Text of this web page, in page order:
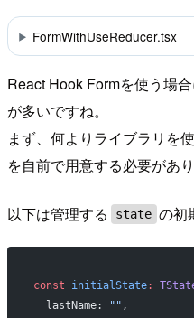
FormWithUseReducer.tsx
React Hook Formを使う場
が多いですね。
まず、何よりライブラリを
を自前で用意する必要があり
以下は管理する state の初
const initialState:
  lastName:
"" ,